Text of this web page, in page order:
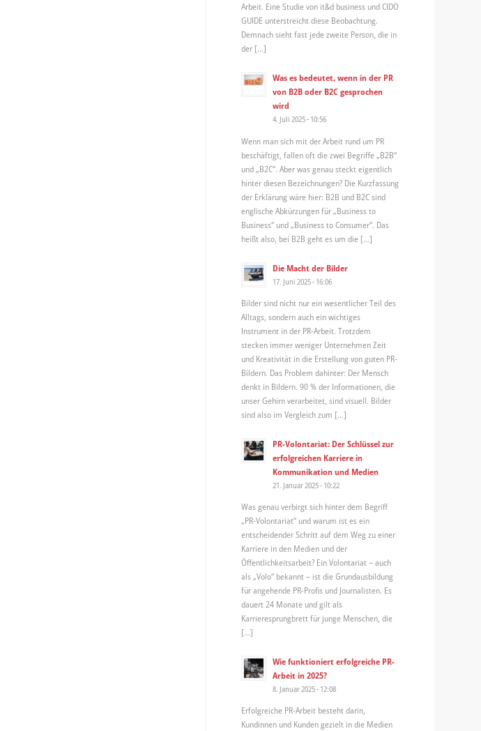
Arbeit. Eine Studie von it&d business und CIDO
GUIDE unterstreicht diese Beobachtung.
Demnach sieht fast jede zweite Person, die in
der […]
Was es bedeutet, wenn in der PR
von B2B oder B2C gesprochen
wird
4. Juli 2025 - 10:56
Wenn man sich mit der Arbeit rund um PR
beschäftigt, fallen oft die zwei Begriffe „B2B“
und „B2C“. Aber was genau steckt eigentlich
hinter diesen Bezeichnungen? Die Kurzfassung
der Erklärung wäre hier: B2B und B2C sind
englische Abkürzungen für „Business to
Business“ und „Business to Consumer“. Das
heißt also, bei B2B geht es um die […]
Die Macht der Bilder
17. Juni 2025 - 16:06
Bilder sind nicht nur ein wesentlicher Teil des
Alltags, sondern auch ein wichtiges
Instrument in der PR-Arbeit. Trotzdem
stecken immer weniger Unternehmen Zeit
und Kreativität in die Erstellung von guten PR-
Bildern. Das Problem dahinter: Der Mensch
denkt in Bildern. 90 % der Informationen, die
unser Gehirn verarbeitet, sind visuell. Bilder
sind also im Vergleich zum […]
PR-Volontariat: Der Schlüssel zur
erfolgreichen Karriere in
Kommunikation und Medien
21. Januar 2025 - 10:22
Was genau verbirgt sich hinter dem Begriff
„PR-Volontariat“ und warum ist es ein
entscheidender Schritt auf dem Weg zu einer
Karriere in den Medien und der
Öffentlichkeitsarbeit? Ein Volontariat – auch
als „Volo“ bekannt – ist die Grundausbildung
für angehende PR-Profis und Journalisten. Es
dauert 24 Monate und gilt als
Karrieresprungbrett für junge Menschen, die
[…]
Wie funktioniert erfolgreiche PR-
Arbeit in 2025?
8. Januar 2025 - 12:08
Erfolgreiche PR-Arbeit besteht darin,
Kundinnen und Kunden gezielt in die Medien